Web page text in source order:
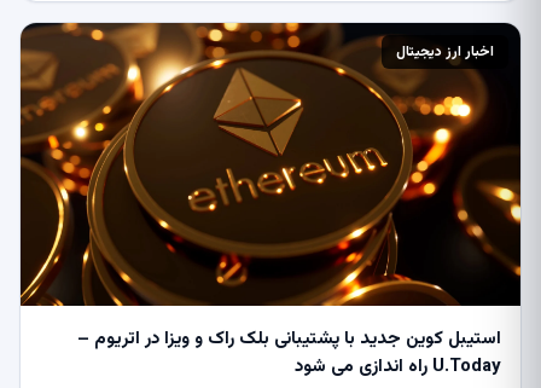
اخبار ارز دیجیتال
استیبل کوین جدید با پشتیبانی بلک راک و ویزا در اتریوم –
U.Today راه اندازی می شود